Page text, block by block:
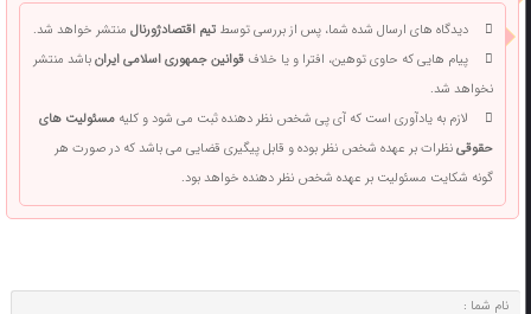
دیدگاه های ارسال شده شما، پس از بررسی توسطتیم اقتصادژورنالمنتشر خواهد شد.
پیام هایی که حاوی توهین، افترا و یا خلافقوانین جمهوری اسلامی ایرانباشد منتشر
نخواهد شد.
لازم به یادآوری است که آی پی شخص نظر دهنده ثبت می شود و کلیهمسئولیت های
حقوقینظرات بر عهده شخص نظر بوده و قابل پیگیری قضایی می باشد که در صورت هر
گونه شکایت مسئولیت بر عهده شخص نظر دهنده خواهد بود.